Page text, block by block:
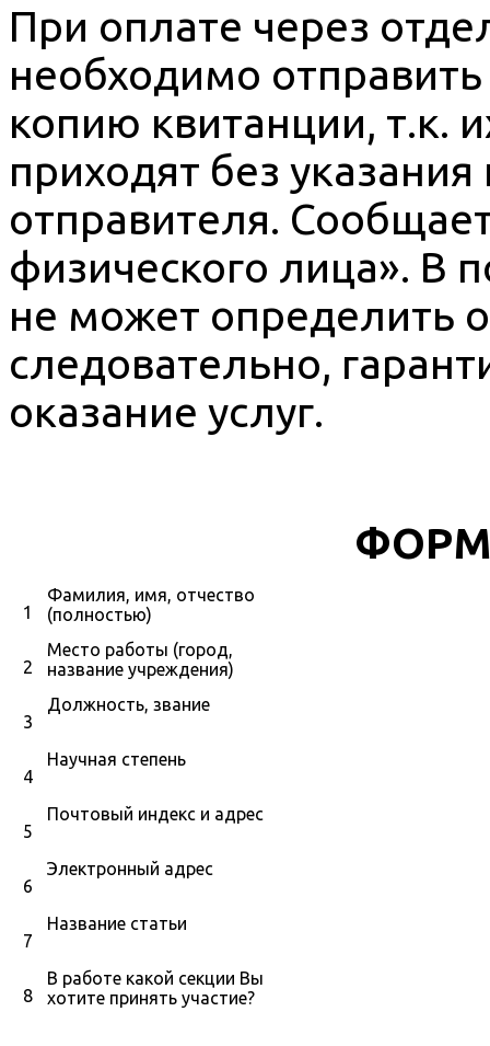
При оплате через
необходимо
копию квитанции, т.к.
приходят без
отправителя.
физического лица». В
не может определить
следовательно,
оказание услуг.
1
Фамилия, имя, отчество
(полностью)
2
Место работы (город,
название учреждения)
3
Должность, звание
4
Научная степень
5
Почтовый индекс и адрес
6
Электронный адрес
7
Название статьи
8
В работе какой секции Вы
хотите принять участие?